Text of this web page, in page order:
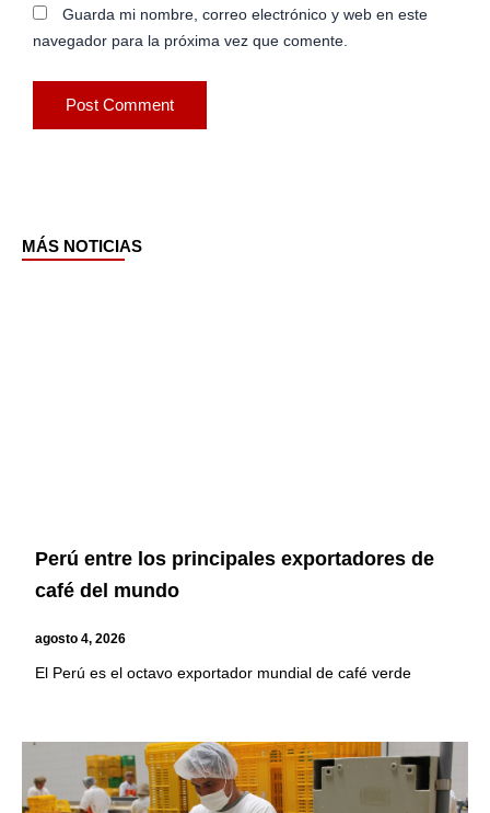
Guarda mi nombre, correo electrónico y web en este
navegador para la próxima vez que comente.
MÁS NOTICIAS
Perú entre los principales exportadores de
café del mundo
agosto 4, 2026
El Perú es el octavo exportador mundial de café verde